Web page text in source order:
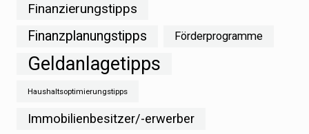
Finanzierungstipps
Finanzplanungstipps
Förderprogramme
Geldanlagetipps
Haushaltsoptimierungstipps
Immobilienbesitzer/-erwerber